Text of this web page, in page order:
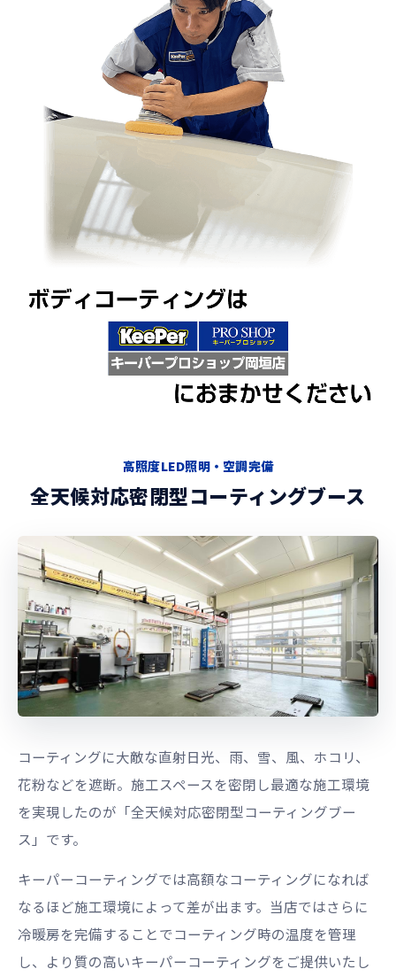
高照度LED照明・空調完備
全天候対応密閉型コーティングブース
コーティングに大敵な直射日光、雨、雪、風、ホコリ、
花粉などを遮断。施工スペースを密閉し最適な施工環境
を実現したのが「全天候対応密閉型コーティングブー
ス」です。
キーパーコーティングでは高額なコーティングになれば
なるほど施工環境によって差が出ます。当店ではさらに
冷暖房を完備することでコーティング時の温度を管理
し、より質の高いキーパーコーティングをご提供いたし